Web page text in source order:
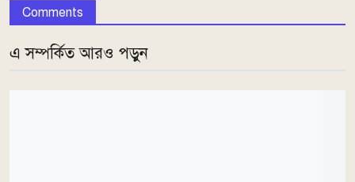
Comments
এ সম্পর্কিত আরও পড়ুন